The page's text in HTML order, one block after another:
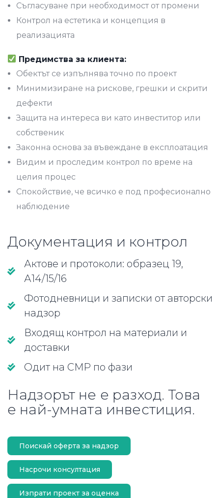
Съгласуване при необходимост от промени
Контрол на естетика и концепция в
реализацията
Предимства за клиента:
Обектът се изпълнява точно по проект
Минимизиране на рискове, грешки и скрити
дефекти
Защита на интереса ви като инвеститор или
собственик
Законна основа за въвеждане в експлоатация
Видим и проследим контрол по време на
целия процес
Спокойствие, че всичко е под професионално
наблюдение
Документация и контрол
Актове и протоколи: образец 19,
А14/15/16
Фотодневници и записки от авторски
надзор
Входящ контрол на материали и
доставки
Одит на СМР по фази
Надзорът не е разход. Това
е най-умната инвестиция.
Поискай оферта за надзор
Насрочи консултация
Изпрати проект за оценка